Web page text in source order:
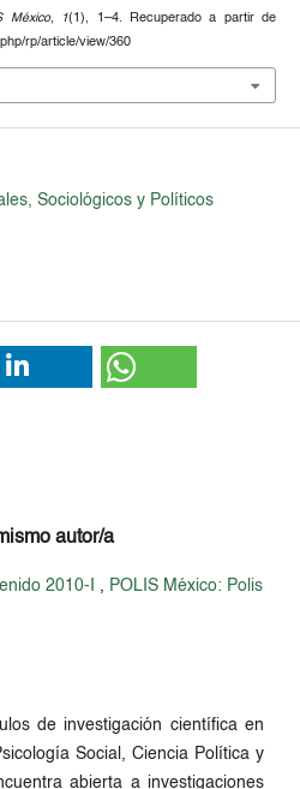
México, 1(1), 1–4. Recuperado a partir de
rp/article/view/360
Sociológicos y Políticos
autor/a
2010-I , POLIS México: Polis
de investigación científica en
Social, Ciencia Política y
abierta a investigaciones